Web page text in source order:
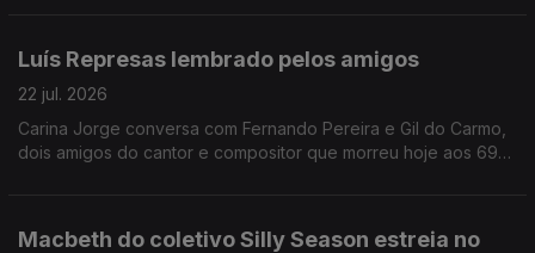
Luís Represas lembrado pelos amigos
22 jul. 2026
Carina Jorge conversa com Fernando Pereira e Gil do Carmo,
dois amigos do cantor e compositor que morreu hoje aos 69
Macbeth do coletivo Silly Season estreia no